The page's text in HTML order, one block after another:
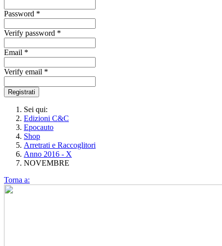
Password *
Verify password *
Email *
Verify email *
Registrati
Sei qui:
Edizioni C&C
Epocauto
Shop
Arretrati e Raccoglitori
Anno 2016 - X
NOVEMBRE
Torna a: